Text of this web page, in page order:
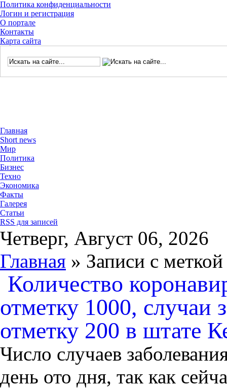
Политика конфиденциальности
Логин и регистрация
О портале
Контакты
Карта сайта
Главная
Short news
Мир
Политика
Бизнес
Техно
Экономика
Факты
Галерея
Статьи
RSS для записей
Четверг, Август 06, 2026
Главная » Записи с
Количество
отметку 1000, случаи
отметку 200 в штате
Число случаев
день ото дня, так как